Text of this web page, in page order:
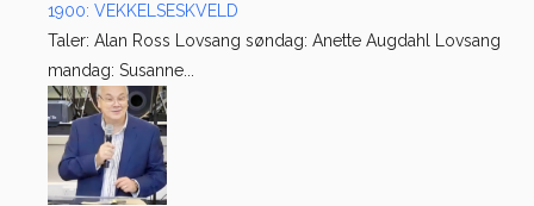
1900: VEKKELSESKVELD
Taler: Alan Ross Lovsang søndag: Anette Augdahl Lovsang
mandag: Susanne...